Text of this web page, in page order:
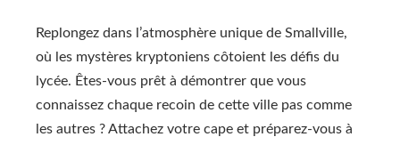
Replongez dans l’atmosphère unique de Smallville,
où les mystères kryptoniens côtoient les défis du
lycée. Êtes-vous prêt à démontrer que vous
connaissez chaque recoin de cette ville pas comme
les autres ? Attachez votre cape et préparez-vous à